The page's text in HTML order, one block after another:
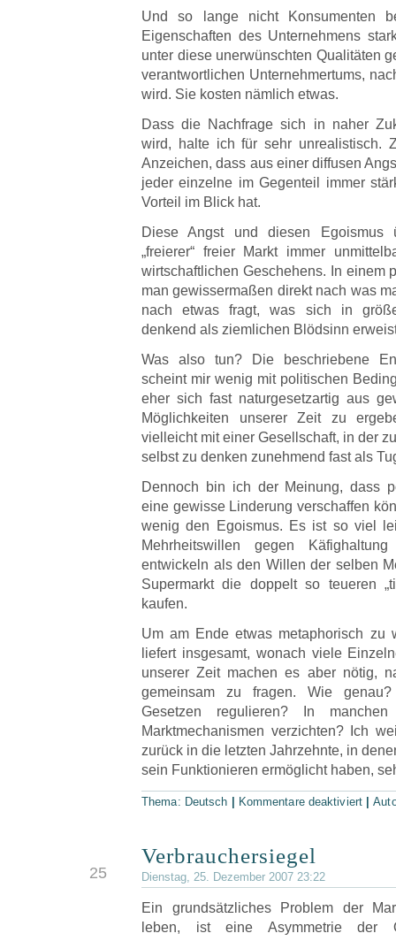
Und so lange nicht Konsumenten
Eigenschaften des Unternehmens
unter diese unerwünschten Qualitäten
verantwortlichen Unternehmertums,
wird. Sie kosten nämlich etwas.
Dass die Nachfrage sich in naher
wird, halte ich für sehr unrealistisch.
Anzeichen, dass aus einer diffusen
jeder einzelne im Gegenteil immer
Vorteil im Blick hat.
Diese Angst und diesen Egoismus
„freierer“ freier Markt immer
wirtschaftlichen Geschehens. In einem
man gewissermaßen direkt nach was
nach etwas fragt, was sich in
denkend als ziemlichen Blödsinn
Was also tun? Die beschriebene
scheint mir wenig mit politischen
eher sich fast naturgesetzartig aus
Möglichkeiten unserer Zeit zu
vielleicht mit einer Gesellschaft, in der
selbst zu denken zunehmend fast als
Dennoch bin ich der Meinung, dass
eine gewisse Linderung verschaffen
wenig den Egoismus. Es ist so viel
Mehrheitswillen gegen
entwickeln als den Willen der selben
Supermarkt die doppelt so teueren
kaufen.
Um am Ende etwas metaphorisch zu
liefert insgesamt, wonach viele
unserer Zeit machen es aber nötig,
gemeinsam zu fragen. Wie
Gesetzen regulieren? In
Marktmechanismen verzichten? Ich
zurück in die letzten Jahrzehnte, in
sein Funktionieren ermöglicht haben,
Thema: Deutsch Kommentare deaktiviert|
25
Verbrauchersiegel
Dienstag, 25. Dezember 2007 23:22
Ein grundsätzliches Problem der
leben, ist eine Asymmetrie der